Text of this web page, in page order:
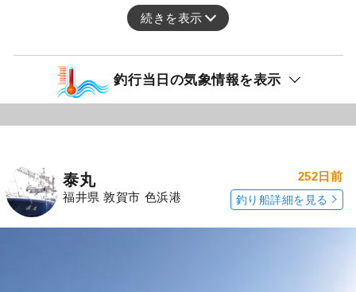
続きを表示
釣行当日の気象情報を表示
泰丸
福井県 敦賀市 色浜港
252日前
釣り船詳細を見る